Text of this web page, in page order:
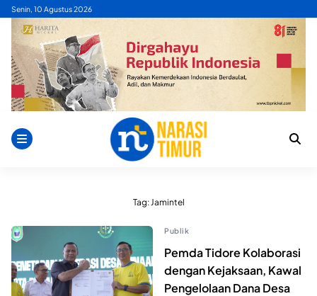
Skip
content
Senin, 10 Agustus 2026
Tag: Jamintel
Publik
Pemda Tidore Kolaborasi
dengan Kejaksaan, Kawal
Pengelolaan Dana Desa